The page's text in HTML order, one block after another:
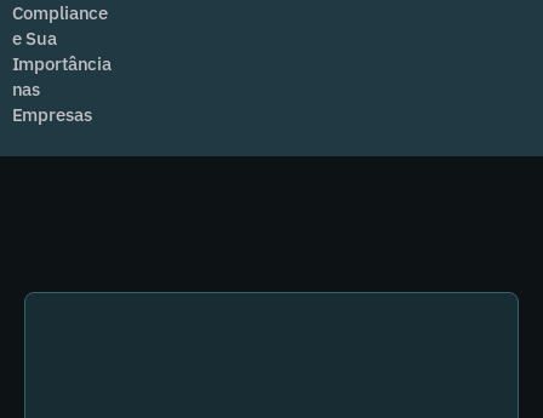
Compliance
e Sua
Importância
nas
Empresas